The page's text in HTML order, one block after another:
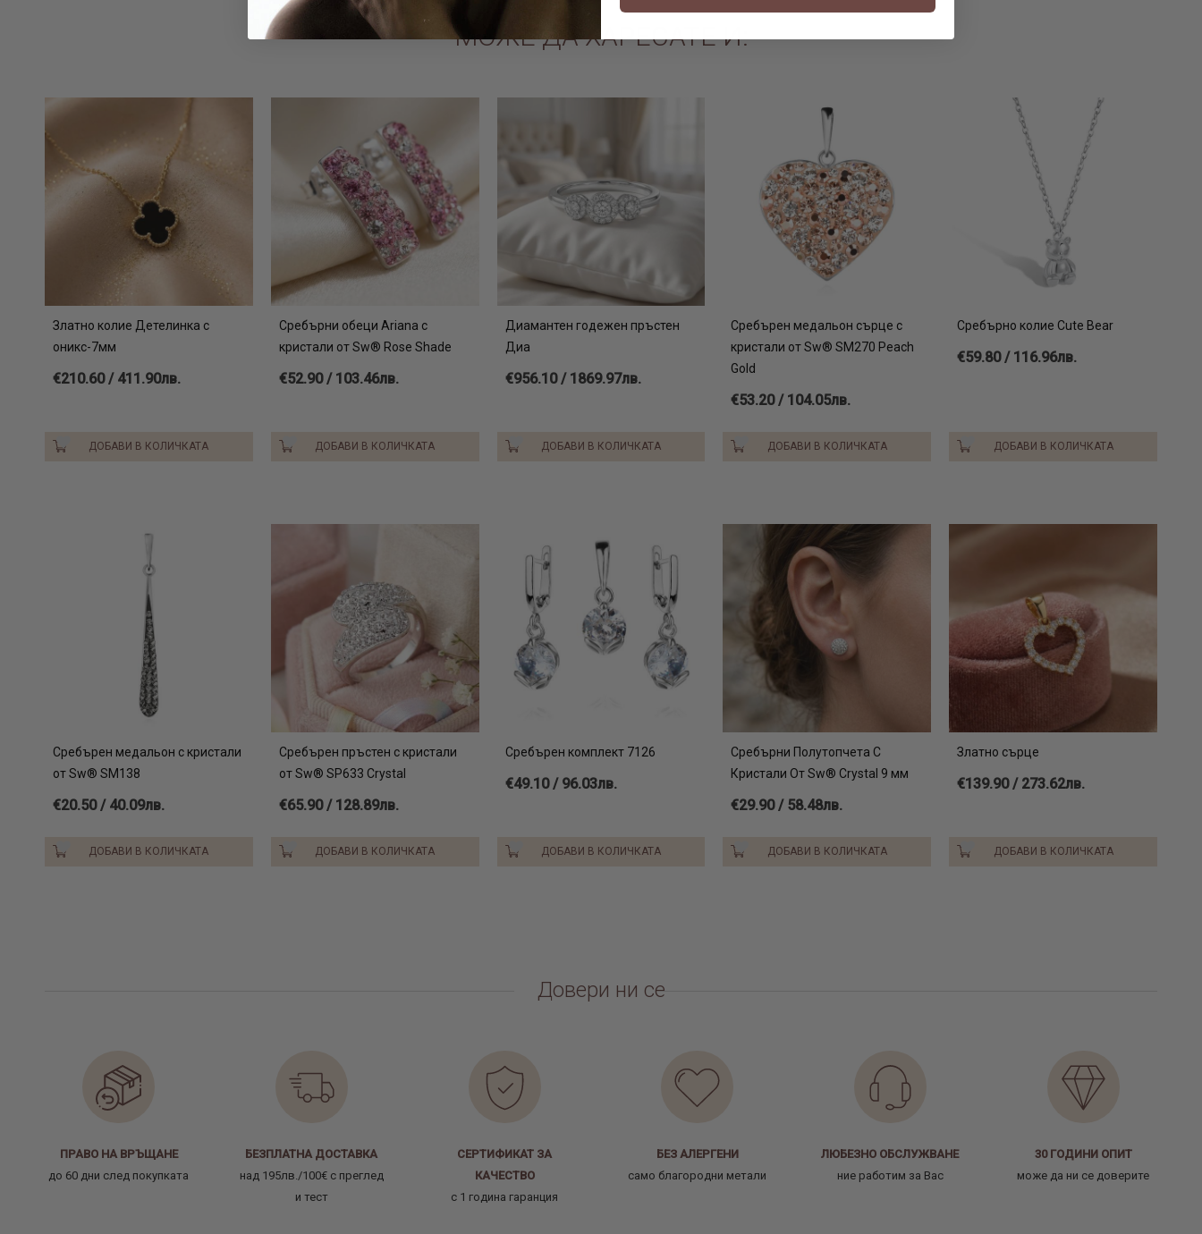
МОЖЕ ДА ХАРЕСАТЕ И:
Златно колие Детелинка с
оникс-7мм
€210.60 / 411.90лв.
ДОБАВИ В КОЛИЧКАТА
Сребърни обеци Ariana с
кристали от Sw® Rose Shade
€52.90 / 103.46лв.
ДОБАВИ В КОЛИЧКАТА
Диамантен годежен пръстен
Диа
€956.10 / 1869.97лв.
ДОБАВИ В КОЛИЧКАТА
Сребърен медальон сърце с
кристали от Sw® SM270 Peach
Gold
€53.20 / 104.05лв.
ДОБАВИ В КОЛИЧКАТА
Сребърно колие Cute Bear
€59.80 / 116.96лв.
ДОБАВИ В КОЛИЧКАТА
Сребърен медальон с кристали
от Sw® SM138
€20.50 / 40.09лв.
ДОБАВИ В КОЛИЧКАТА
Сребърен пръстен с кристали
от Sw® SP633 Crystal
€65.90 / 128.89лв.
ДОБАВИ В КОЛИЧКАТА
Сребърен комплект 7126
€49.10 / 96.03лв.
ДОБАВИ В КОЛИЧКАТА
Сребърни Полутопчета С
Кристали От Sw® Crystal 9 мм
€29.90 / 58.48лв.
ДОБАВИ В КОЛИЧКАТА
Златно сърце
€139.90 / 273.62лв.
ДОБАВИ В КОЛИЧКАТА
Довери ни се
ПРАВО НА ВРЪЩАНЕ
до 60 дни след покупката
БЕЗПЛАТНА ДОСТАВКА
над 195лв./100€ с преглед
и тест
СЕРТИФИКАТ ЗА
КАЧЕСТВО
с 1 година гаранция
БЕЗ АЛЕРГЕНИ
само благородни метали
ЛЮБЕЗНО ОБСЛУЖВАНЕ
ние работим за Вас
30 ГОДИНИ ОПИТ
може да ни се доверите